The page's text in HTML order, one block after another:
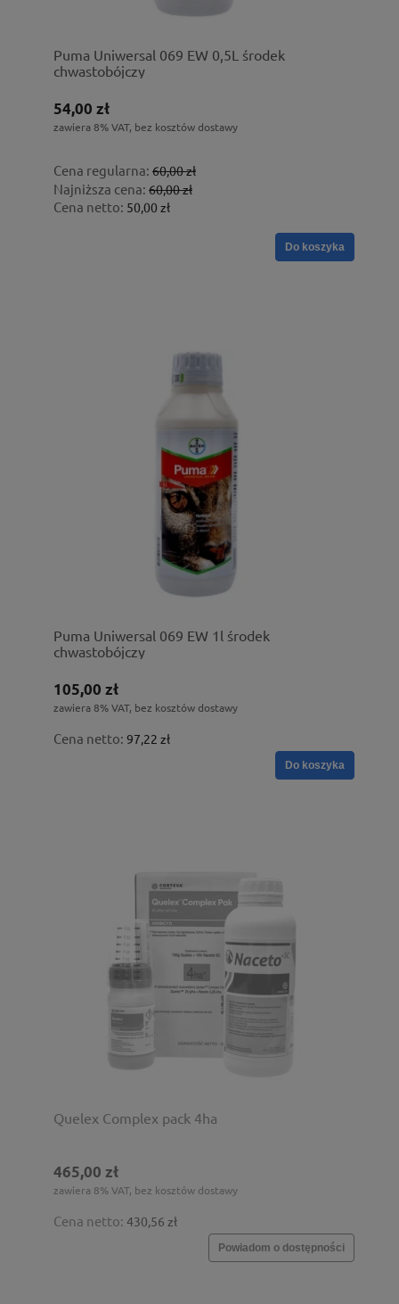
Puma Uniwersal 069 EW 0,5L środek
chwastobójczy
54,00 zł
zawiera 8% VAT, bez kosztów dostawy
Cena regularna: 60,00 zł
Najniższa cena: 60,00 zł
Cena netto: 50,00 zł
Do koszyka
Puma Uniwersal 069 EW 1l środek
chwastobójczy
105,00 zł
zawiera 8% VAT, bez kosztów dostawy
Cena netto: 97,22 zł
Do koszyka
Quelex Complex pack 4ha
465,00 zł
zawiera 8% VAT, bez kosztów dostawy
Cena netto: 430,56 zł
Powiadom o dostępności